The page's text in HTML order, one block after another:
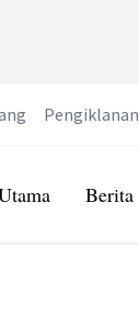
Pengiklanan
Berita